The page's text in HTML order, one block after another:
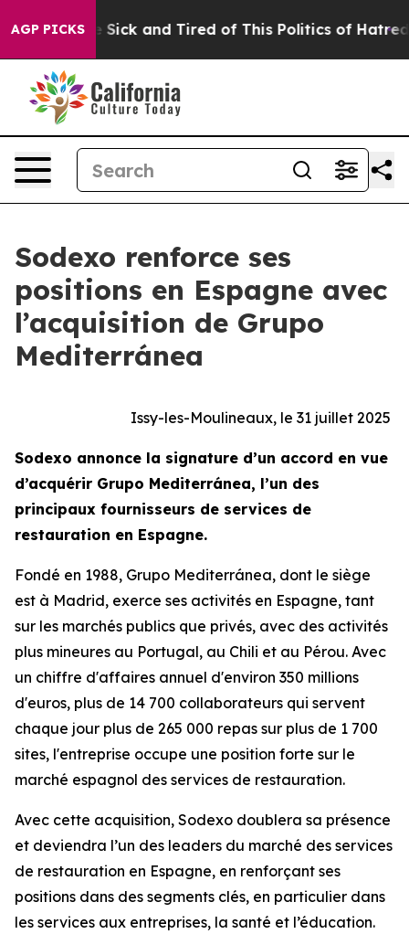
AGP PICKS
Are Sick and Tired of This Politics of Hatred”
Sodexo renforce ses
positions en Espagne avec
l’acquisition de Grupo
Mediterránea
Issy-les-Moulineaux, le 31 juillet 2025
Sodexo annonce la signature d’un accord en vue
d’acquérir Grupo Mediterránea, l’un des
principaux fournisseurs de services de
restauration en Espagne.
Fondé en 1988, Grupo Mediterránea, dont le siège
est à Madrid, exerce ses activités en Espagne, tant
sur les marchés publics que privés, avec des activités
plus mineures au Portugal, au Chili et au Pérou. Avec
un chiffre d'affaires annuel d'environ 350 millions
d'euros, plus de 14 700 collaborateurs qui servent
chaque jour plus de 265 000 repas sur plus de 1 700
sites, l'entreprise occupe une position forte sur le
marché espagnol des services de restauration.
Avec cette acquisition, Sodexo doublera sa présence
et deviendra l’un des leaders du marché des services
de restauration en Espagne, en renforçant ses
positions dans des segments clés, en particulier dans
les services aux entreprises, la santé et l’éducation.